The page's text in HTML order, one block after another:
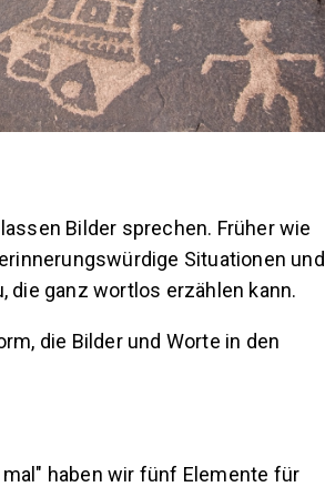
Bilder sprechen. Früher wie
Situationen und
die ganz wortlos erzählen kann.
die Bilder und Worte in den
haben wir fünf Elemente für